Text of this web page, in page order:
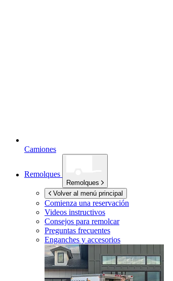
Camiones
Remolques
Remolques
Volver al menú principal
Comienza una reservación
Videos instructivos
Consejos para remolcar
Preguntas frecuentes
Enganches y accesorios